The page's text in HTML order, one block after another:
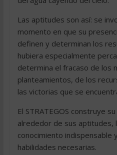
Las aptitudes son así: se
momento en que su
definen y determinan los
hubiera especialmente
determina el fracaso de los
planteamientos, de los
las victorias que se
El STRATEGOS construye
alrededor de sus aptitudes,
conocimiento indispensable
habilidades necesarias.